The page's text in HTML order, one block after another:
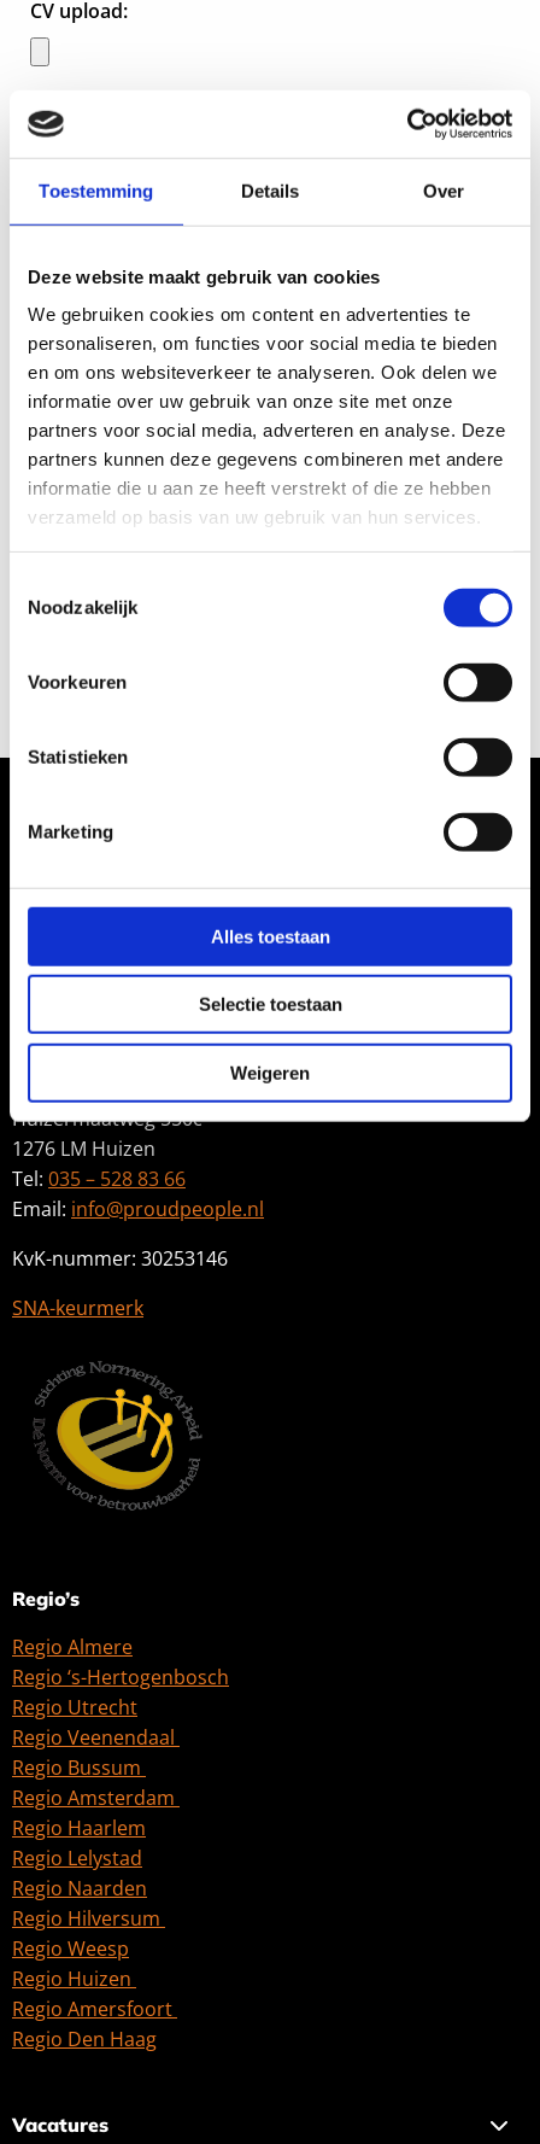
Toestemming Details Over
Deze website maakt gebruik van cookies
We gebruiken cookies om content en advertenties te
personaliseren, om functies voor social media te bieden
en om ons websiteverkeer te analyseren. Ook delen we
informatie over uw gebruik van onze site met onze
partners voor social media, adverteren en analyse. Deze
partners kunnen deze gegevens combineren met andere
informatie die u aan ze heeft verstrekt of die ze hebben
verzameld op basis van uw gebruik van hun services.
Noodzakelijk
Voorkeuren
Statistieken
Marketing
Alles toestaan
Selectie toestaan
Weigeren
CV upload:
Zie onderaan privacy policy
Ja, ik geef toestemming om mijn gegevens voor 36
maanden te bewaren.
Proud People verzamelt als verantwoordelijke in de zin
van de AVG, de door jou verstrekte persoonlijke
gegevens en gebruikt deze om de sollicitatie te
verwerken en jou te koppelen aan één of meerdere
toestemming geeft bewaren wij je gegevens tot 36
Proud People op elk moment verzoeken jouw gegevens
te verwijderen of de toestemming in te trekken. Meer
People.
Huizermaatweg 550c
1276 LM Huizen
Tel: 035 – 528 83 66
Email: info@proudpeople.nl
KvK-nummer: 30253146
SNA-keurmerk
Regio’s
Regio Almere
Regio ‘s-Hertogenbosch
Regio Utrecht
Regio Veenendaal
Regio Bussum
Regio Amsterdam
Regio Haarlem
Regio Lelystad
Regio Naarden
Regio Hilversum
Regio Weesp
Regio Huizen
Regio Amersfoort
Regio Den Haag
Vacatures